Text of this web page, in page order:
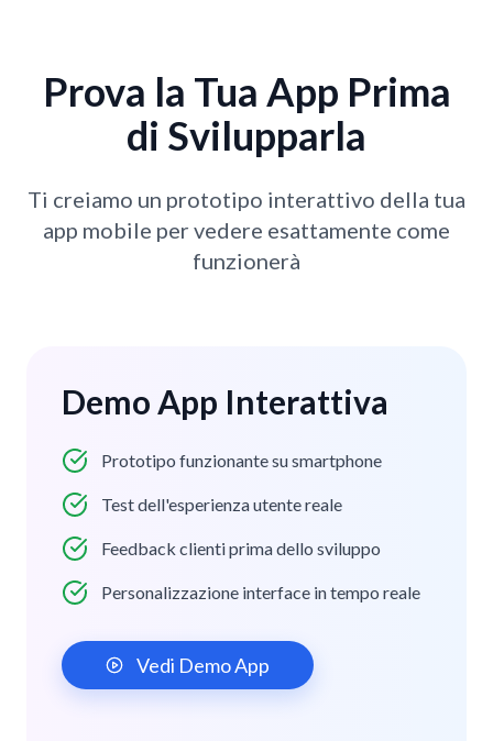
Prova la Tua App Prima
di Svilupparla
Ti creiamo un prototipo interattivo della tua
app mobile per vedere esattamente come
funzionerà
Demo App Interattiva
Prototipo funzionante su smartphone
Test dell'esperienza utente reale
Feedback clienti prima dello sviluppo
Personalizzazione interface in tempo reale
Vedi Demo App